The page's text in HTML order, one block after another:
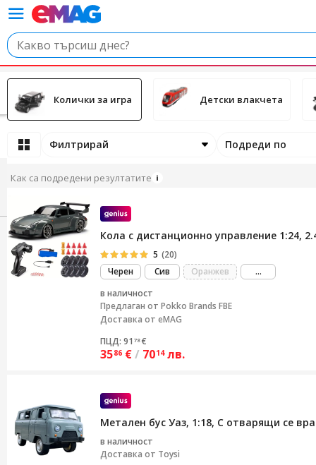
Колички за игра Детски влакчета
Филтрирай Подреди по
Как са подредени резултатите
Кола с дистанционно управление 1:24,
5 (20)
Черен
Сив Оранжев ...виж
в наличност
Предлаган от Pokko Brands FBE
Доставка от eMAG
ПЦД: 91 78 €
3586 €/ 7014 лв.
Метален бус Уаз, 1:18, С отварящи се
в наличност
Доставка от Toysi